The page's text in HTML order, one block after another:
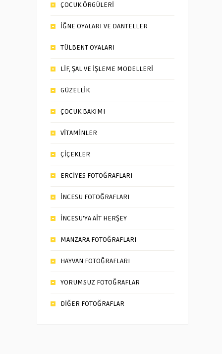
ÇOCUK ÖRGÜLERİ
İĞNE OYALARI VE DANTELLER
TÜLBENT OYALARI
LİF, ŞAL VE İŞLEME MODELLERİ
GÜZELLİK
ÇOCUK BAKIMI
VİTAMİNLER
ÇİÇEKLER
ERCİYES FOTOĞRAFLARI
İNCESU FOTOĞRAFLARI
İNCESU’YA AİT HERŞEY
MANZARA FOTOĞRAFLARI
HAYVAN FOTOĞRAFLARI
YORUMSUZ FOTOĞRAFLAR
DİĞER FOTOĞRAFLAR